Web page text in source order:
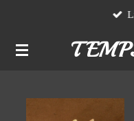
contenu